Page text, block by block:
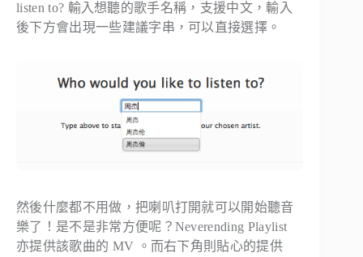
listen to? 輸入想聽的歌手名稱，支援中文，輸入
後下方會出現一些建議字串，可以直接選擇。
然後什麼都不用做，把喇叭打開就可以開始聽音
樂了！是不是非常方便呢？Neverending Playlist
亦提供該歌曲的 MV 。而右下角則貼心的提供